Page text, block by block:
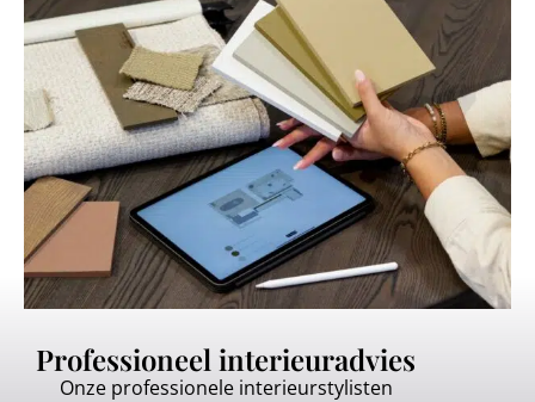
Professioneel interieuradvies
Onze professionele interieurstylisten